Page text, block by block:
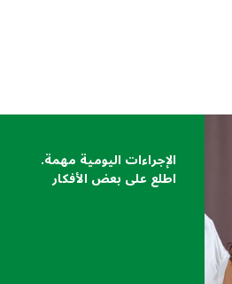
الإجراءات اليومية مهمة.
اطلع على بعض الأفكار